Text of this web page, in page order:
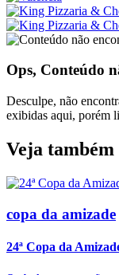
Ops, Conteúdo
Desculpe, não
exibidas aqui, porém
Veja também
copa da amizade
24ª Copa da